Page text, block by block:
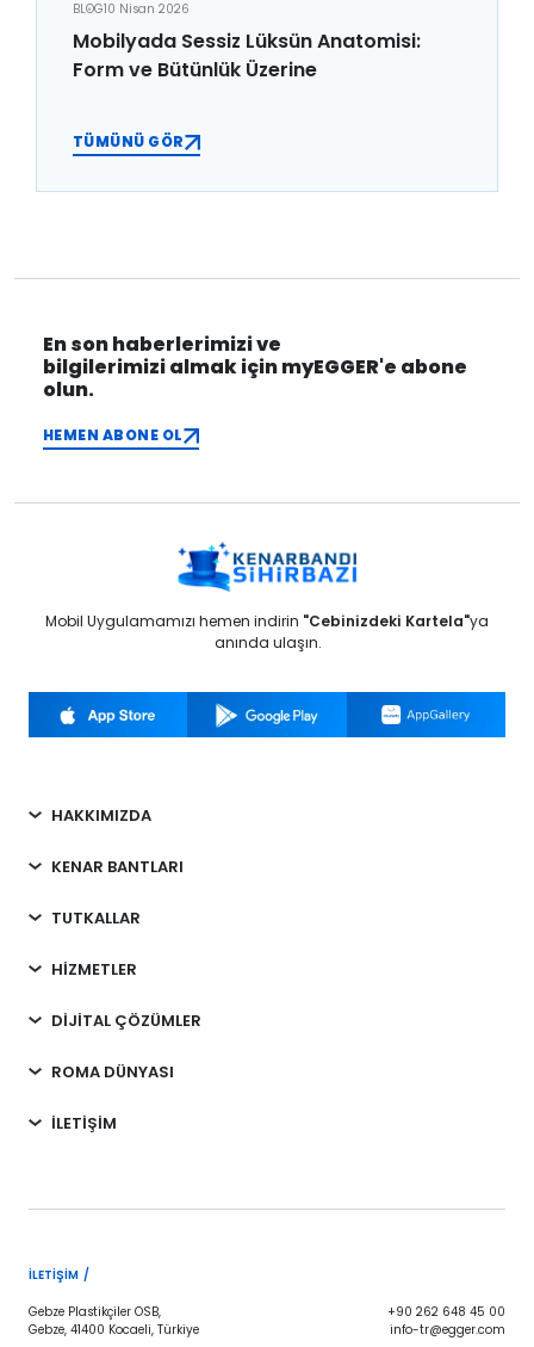
BLOG10 Nisan 2026
Mobilyada Sessiz Lüksün Anatomisi:
Form ve Bütünlük Üzerine
TÜMÜNÜ GÖR
En son haberlerimizi ve
bilgilerimizi almak için myEGGER'e abone
olun.
HEMEN ABONE OL
Mobil Uygulamamızı hemen indirin "Cebinizdeki Kartela"ya
anında ulaşın.
HAKKIMIZDA
KENAR BANTLARI
TUTKALLAR
HİZMETLER
DİJİTAL ÇÖZÜMLER
ROMA DÜNYASI
İLETİŞİM
İLETIŞIM /
Gebze Plastikçiler OSB,
Gebze, 41400 Kocaeli, Türkiye
+90 262 648 45 00
info-tr@egger.com